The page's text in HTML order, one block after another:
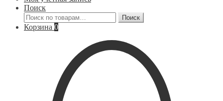
Поиск
Искать:
Поиск
Корзина 0